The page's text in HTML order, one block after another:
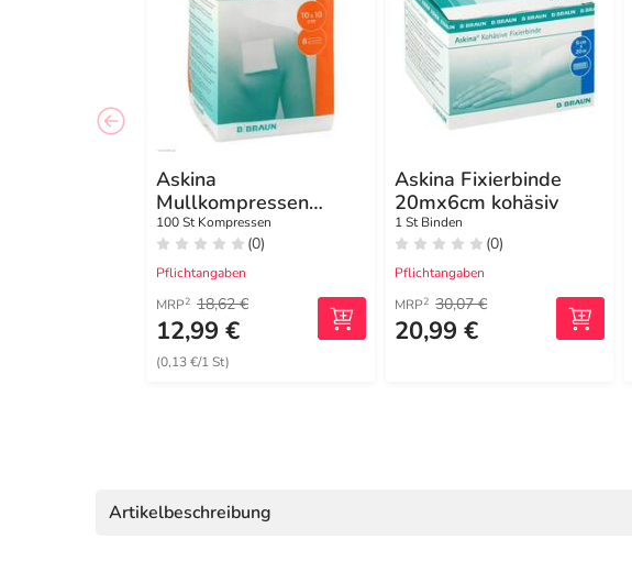
Askina
Mullkompressen
10x10
100 St Kompressen
(0)
Pflichtangaben
MRP2 18,62 €
12,99 €
(0,13 €/1 St)
Askina Fixierbinde
20mx6cm kohäsiv
1 St Binden
(0)
Pflichtangaben
MRP2 30,07 €
20,99 €
Artikelbeschreibung